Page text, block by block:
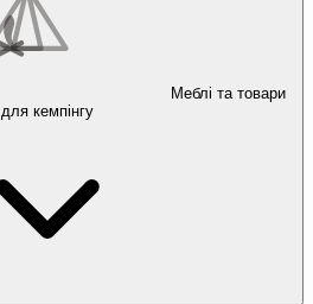
Меблі та товари
для кемпінгу